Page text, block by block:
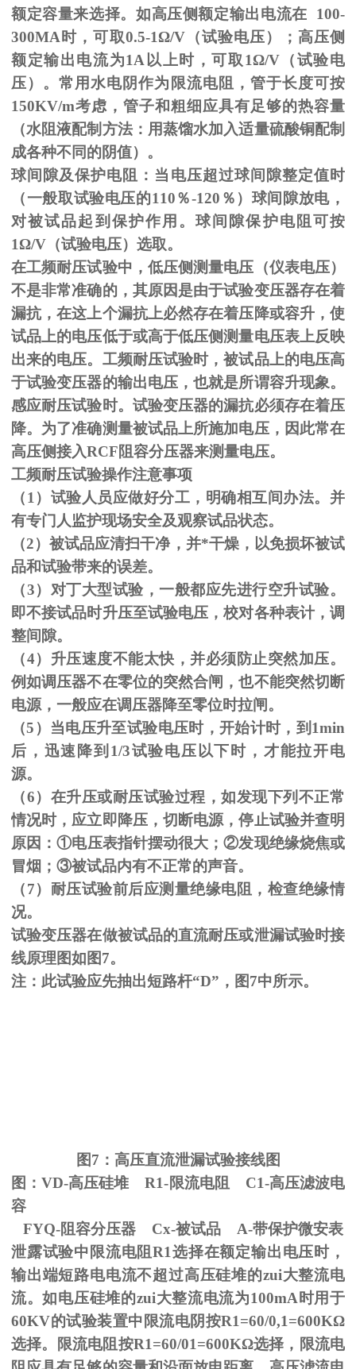
额定容量来选择。如高压侧额定输出电流在 100-
300MA 时，可取0.5-1Ω/V（试验电压）；高压侧
额定输出电流为1A 以上时，可取 1Ω/V（试验电
压）。常用水电阴作为限流电阻，管于长度可按
150KV/m考虑，管子和粗细应具有足够的热容量
（水阻液配制方法：用蒸馏水加入适量硫酸铜配制
成各种不同的阴值）。
球间隙及保护电阻：当电压超过球间隙整定值时
（一般取试验电压的110％-120 ％）球间隙放电，
对被试品起到保护作用。球间隙保护电阻可按
1Ω/V（试验电压）选取。
在工频耐压试验中，低压侧测量电压（仪表电压）
不是非常准确的，其原因是由于试验变压器存在着
漏抗，在这上个漏抗上必然存在着压降或容升，使
试品上的电压低于或高于低压侧测量电压表上反映
出来的电压。工频耐压试验时，被试品上的电压高
于试验变压器的输出电压，也就是所谓容升现象。
感应耐压试验时。试验变压器的漏抗必须存在着压
降。为了准确测量被试品上所施加电压，因此常在
高压侧接入RCF阻容分压器来测量电压。
工频耐压试验操作注意事项
（1 ）试验人员应做好分工，明确相互间办法。并
有专门人监护现场安全及观察试品状态。
（2）被试品应清扫干净，并*干燥，以免损坏被试
品和试验带来的误差。
（3）对丁大型试验，一般都应先进行空升试验。
即不接试品时升压至试验电压，校对各种表计，调
整间隙。
（4）升压速度不能太快，并必须防止突然加压。
例如调压器不在零位的突然合闸，也不能突然切断
电源，一般应在调压器降至零位时拉闸。
（5 ）当电压升至试验电压时，开始计时，到 1min
后，迅速降到 1/3试验电压以下时，才能拉开电
源。
（6）在升压或耐压试验过程，如发现下列不正常
情况时，应立即降压，切断电源，停止试验并查明
原因：①电压表指针摆动很大；②发现绝缘烧焦或
冒烟； ③被试品内有不正常的声音。
（7）耐压试验前后应测量绝缘电阻，检查绝缘情
况。
试验变压器在做被试品的直流耐压或泄漏试验时接
线原理图如图7。
注：此试验应先抽出短路杆“D”，图7中所示。
图7 ：高压直流泄漏试验接线图
图：VD-高压硅堆R1-限流电阻 C1-高压滤波电
容
FYQ-阻容分压器 Cx-被试品 A-带保护微安表
泄露试验中限流电阻R1选择在额定输出电压时，
输出端短路电电流不超过高压硅堆的zui大整流电
流。如电压硅堆的zui大整流电流为100mA 时用于
60KV的试验装置中限流电阴按R1=60/0,1=600KΩ
选择。限流电阻按R1=60/01=600KΩ选择，限流电